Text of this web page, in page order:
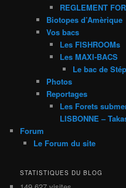
REGLEMENT
Biotopes d’Amèrique
Vos bacs
Les FISHROOMs
Les MAXI-BACS
Le bac de
Photos
Reportages
Les Forets
LISBONNE –
Forum
Le Forum du site
STATISTIQUES DU BLOG